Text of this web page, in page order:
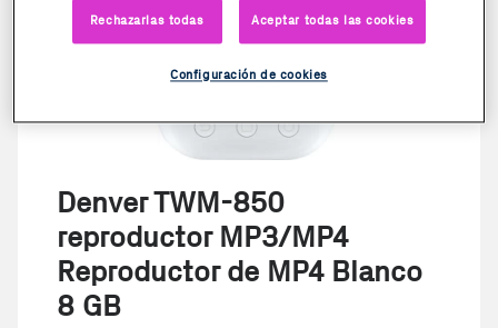
Denver TWM-850
reproductor MP3/MP4
Reproductor de MP4 Blanco
8 GB
Rechazarlas todas Aceptar todas las cookies
Configuración de cookies